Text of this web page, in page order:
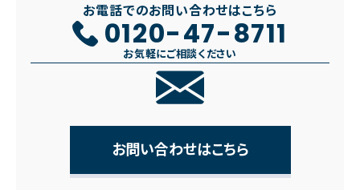
お電話でのお問い合わせはこちら
0120-47-8711
お気軽にご相談ください
お問い合わせはこちら